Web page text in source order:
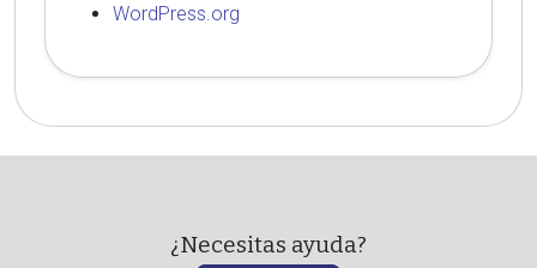
WordPress.org
¿Necesitas ayuda?